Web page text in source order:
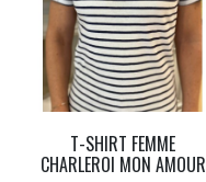
T-SHIRT FEMME
CHARLEROI MON AMOUR